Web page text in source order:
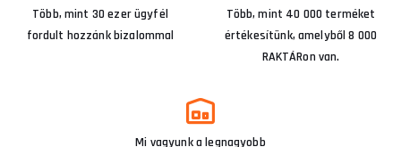
Több, mint 30 ezer ügyfél
fordult hozzánk bizalommal
Több, mint 40 000 terméket
értékesítünk, amelyből 8 000
RAKTÁRon van.
Mi vagyunk a legnagyobb